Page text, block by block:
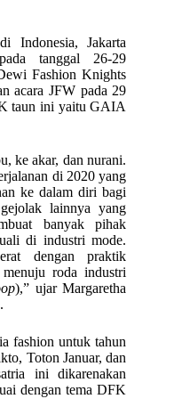
Indonesia, Jakarta
tanggal 26-29
Fashion Knights
acara JFW pada 29
taun ini yaitu GAIA
ke akar, dan nurani.
di 2020 yang
ke dalam diri bagi
lainnya yang
banyak pihak
di industri mode.
dengan praktik
roda industri
),” ujar Margaretha
fashion untuk tahun
Toton Januar, dan
ini dikarenakan
dengan tema DFK